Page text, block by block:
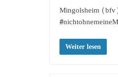
Mingolsheim
Weiter lesen